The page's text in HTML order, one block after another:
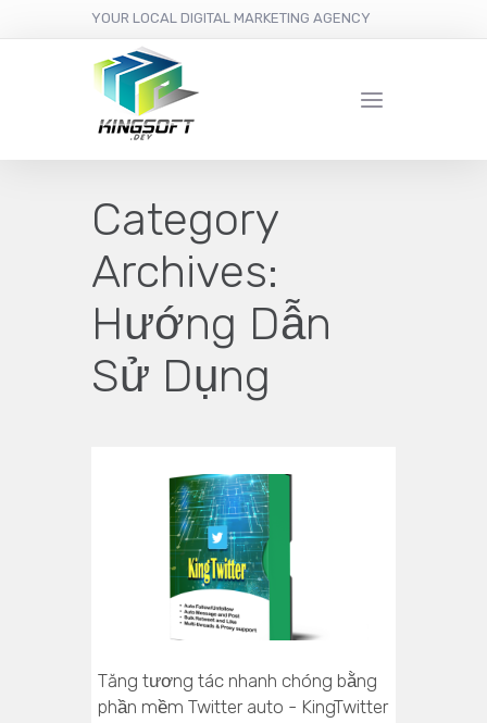
YOUR LOCAL DIGITAL MARKETING AGENCY
Category
Archives:
Hướng Dẫn
Sử Dụng
Tăng tương tác nhanh chóng bằng
phần mềm Twitter auto - KingTwitter